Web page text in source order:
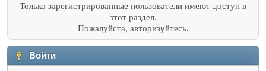
Только зарегистрированные пользователи имеют доступ в
этот раздел.
Пожалуйста, авторизуйтесь.
Войти